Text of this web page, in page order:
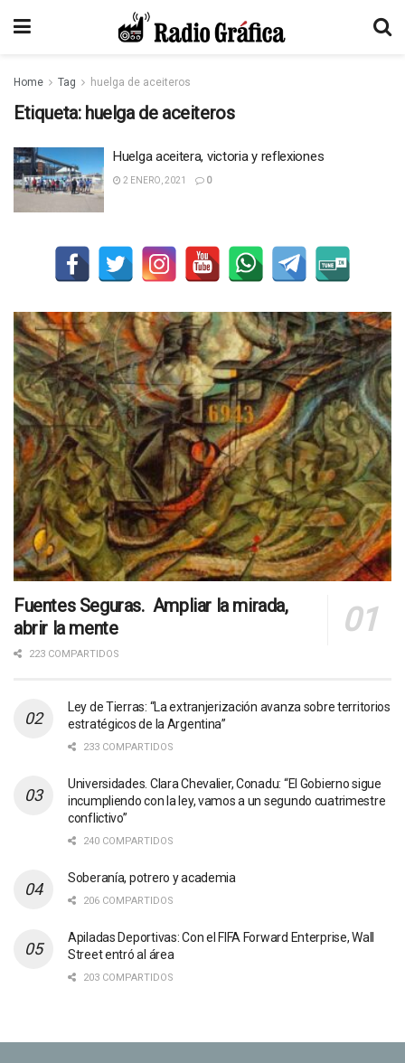
Home Tag huelga de aceiteros
Etiqueta: huelga de aceiteros
Huelga aceitera, victoria y reflexiones
2 ENERO, 2021 0
Fuentes Seguras. Ampliar la mirada,
abrir la mente
223 COMPARTIDOS
Ley de Tierras: “La extranjerización avanza sobre territorios
estratégicos de la Argentina”
233 COMPARTIDOS
Universidades. Clara Chevalier, Conadu: “El Gobierno sigue
incumpliendo con la ley, vamos a un segundo cuatrimestre
conflictivo”
240 COMPARTIDOS
Soberanía, potrero y academia
206 COMPARTIDOS
Apiladas Deportivas: Con el FIFA Forward Enterprise, Wall
Street entró al área
203 COMPARTIDOS